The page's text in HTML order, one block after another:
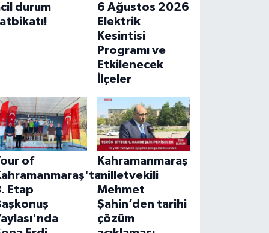
durum
6 Ağustos 2026
Elektrik
Kesintisi
Programı ve
Etkilenecek
İlçeler
of
Etap
Kahramanmaraş
milletvekili
Mehmet
Şahin’den tarihi
çözüm